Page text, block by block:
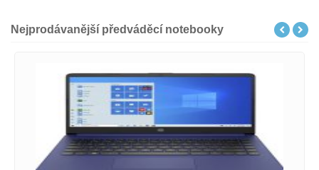
Nejprodávanější předváděcí notebooky